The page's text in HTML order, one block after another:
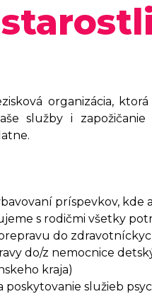
organizácia,
služby i
príspevkov, kde
s rodičmi všetky
do
do/z nemocnice
kraja)
služieb